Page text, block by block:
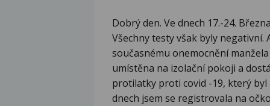
Dobrý den. Ve dnech 17.-24.
Všechny testy však byly
současnému onemocnění
umístěna na izolační pokoji a
protilatky proti covid -19, který byl
dnech jsem se registrovala na